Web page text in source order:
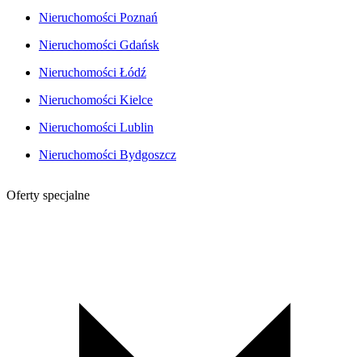
Nieruchomości Poznań
Nieruchomości Gdańsk
Nieruchomości Łódź
Nieruchomości Kielce
Nieruchomości Lublin
Nieruchomości Bydgoszcz
Oferty specjalne